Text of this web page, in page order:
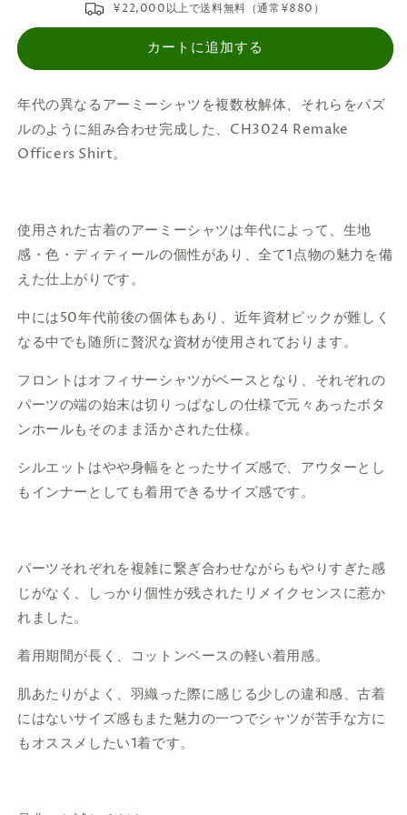
数
量
を
Officers
Shirt
数
量
¥22,000以上で送料無料（通常¥880）
カートに追加する
年代の異なるアーミーシャツを複数枚解体、それらをパズ
ルのように組み合わせ完成した、CH3024 Remake
Officers Shirt。
使用された古着のアーミーシャツは年代によって、生地
感・色・ディティールの個性があり、全て1点物の魅力を備
えた仕上がりです。
中には50年代前後の個体もあり、近年資材ピックが難しく
なる中でも随所に贅沢な資材が使用されております。
フロントはオフィサーシャツがベースとなり、それぞれの
パーツの端の始末は切りっぱなしの仕様で元々あったボタ
ンホールもそのまま活かされた仕様。
シルエットはやや身幅をとったサイズ感で、アウターとし
もインナーとしても着用できるサイズ感です。
パーツそれぞれを複雑に繋ぎ合わせながらもやりすぎた感
じがなく、しっかり個性が残されたリメイクセンスに惹か
れました。
着用期間が長く、コットンベースの軽い着用感。
肌あたりがよく、羽織った際に感じる少しの違和感、古着
にはないサイズ感もまた魅力の一つでシャツが苦手な方に
もオススメしたい1着です。